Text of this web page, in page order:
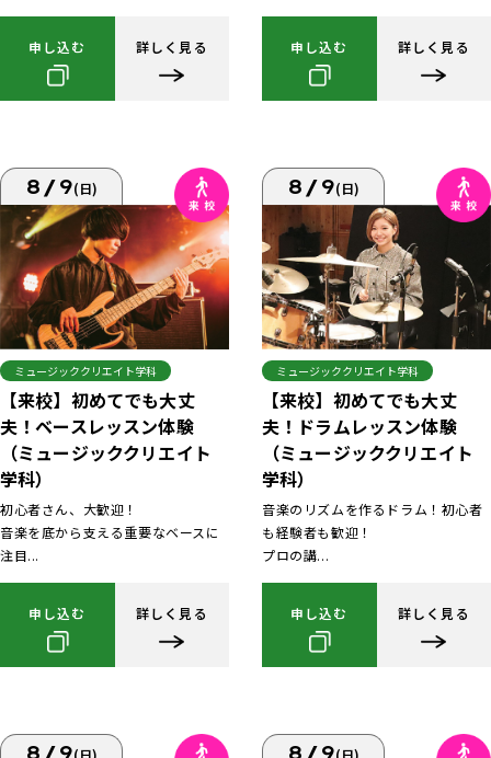
申し込む 詳しく見る 申し込む 詳しく見る
8/9(日)
ミュージッククリエイト学科
【来校】初めてでも大丈
夫！ベースレッスン体験
（ミュージッククリエイト
学科）
初心者さん、大歓迎！
音楽を底から支える重要なベースに
注目...
申し込む 詳しく見る
8/9(日)
ミュージッククリエイト学科
【来校】初めてでも大丈
夫！ドラムレッスン体験
（ミュージッククリエイト
学科）
音楽のリズムを作るドラム！初心者
も経験者も歓迎！
プロの講...
申し込む 詳しく見る
8/9(日) 8/9(日)